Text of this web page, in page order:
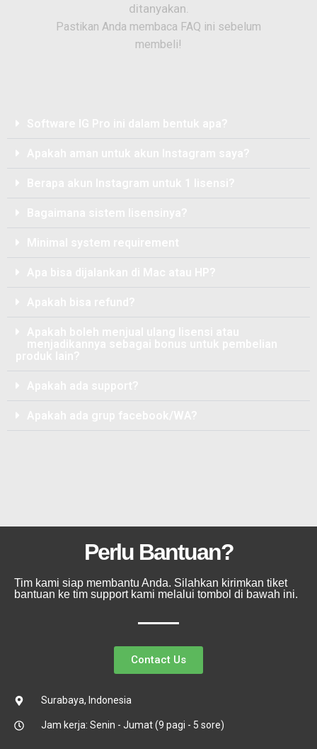
ditanyakan.
Pastikan Anda membaca FAQ ini sebelum
membeli!
Perlu Bantuan?
Tim kami siap membantu Anda. Silahkan kirimkan tiket
bantuan ke tim support kami melalui tombol di bawah ini.
Contact Us
Surabaya, Indonesia
Jam kerja: Senin - Jumat (9 pagi - 5 sore)